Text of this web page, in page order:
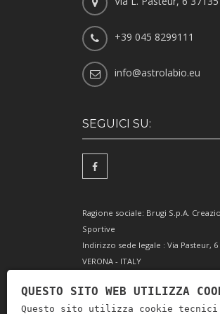
+39 045 8299111
info@astrolabio.eu
SEGUICI SU:
Ragione sociale: Brugi S.p.A.
Sportive
Indirizzo sede legale : Via Pasteur, 6
VERONA - ITALY
Codice Fiscale e Iscrizione Reg.
0051416 024 1
QUESTO SITO WEB UTILIZZA
Questo sito utilizza cookie